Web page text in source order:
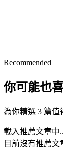
Recommended
你可能也
為你精選 3 篇值
載入推薦文章中
目前沒有推薦文